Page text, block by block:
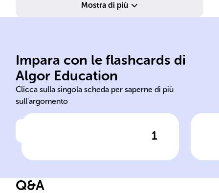
Mostra di più
Impara con le flashcards di
Algor Education
Clicca sulla singola scheda per saperne di più
sull'argomento
1
situate nei ______ ______ del
per la ______.
Sertoli tubuli seminiferi
spermatogenesi
Q&A